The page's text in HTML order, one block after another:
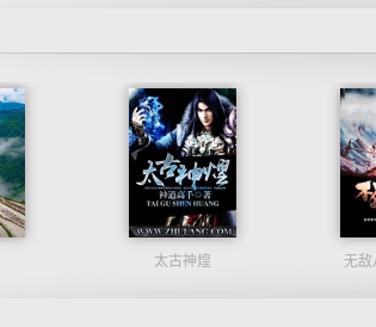
太古神煌 无